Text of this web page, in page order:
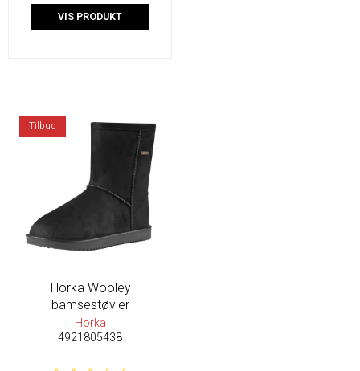
VIS PRODUKT
Tilbud
Horka Wooley
bamsestøvler
Horka
4921805438